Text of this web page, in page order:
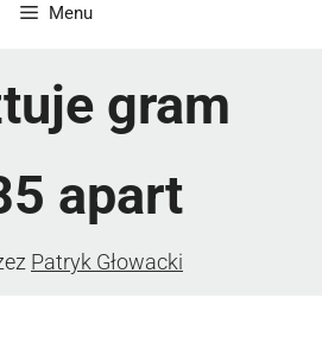
Menu
gram
apart
Patryk Głowacki